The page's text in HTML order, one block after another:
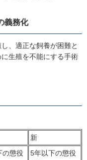
義務化
、適正な飼養が困難と
生殖を不能にする手術
新
の懲役
5年以下の懲役